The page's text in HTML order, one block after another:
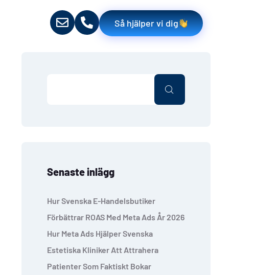
Så hjälper vi dig
Senaste inlägg
Hur Svenska E-Handelsbutiker
Förbättrar ROAS Med Meta Ads År 2026
Hur Meta Ads Hjälper Svenska
Estetiska Kliniker Att Attrahera
Patienter Som Faktiskt Bokar